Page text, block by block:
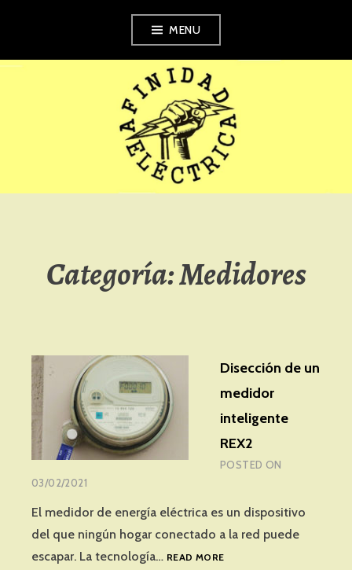
content
MENU
AFINIDAD
ELÉCTRICA
Categoría:Medidores
Disección de un
medidor
inteligente
REX2
POSTED ON
03/02/2021
El medidor de energía eléctrica es un dispositivo
del que ningún hogar conectado a la red puede
escapar. La tecnología… READ MOREDISECCIÓN